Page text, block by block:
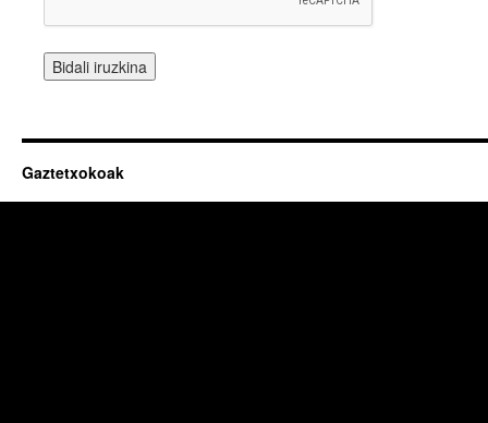
Gaztetxokoak